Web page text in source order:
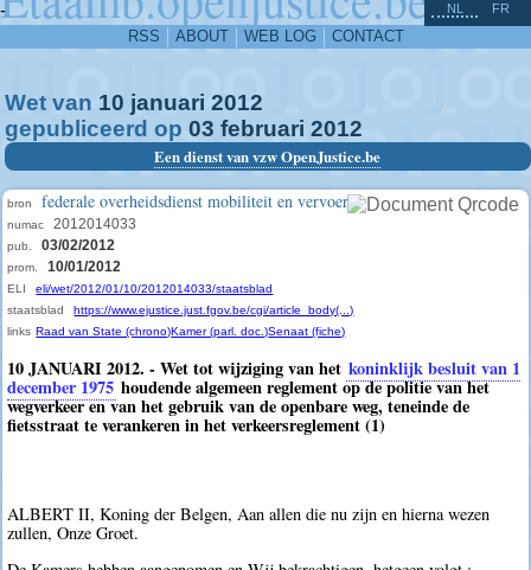
-
RSS ABOUT WEB LOG CONTACT
NL FR
Wet van 10 januari 2012
gepubliceerd op 03 februari 2012
Een dienst van vzw OpenJustice.be
bron federale overheidsdienst mobiliteit en vervoer
numac 2012014033
pub. 03/02/2012
prom. 10/01/2012
ELI
eli/wet/2012/01/10/2012014033/staatsblad
staatsblad
https://www.ejustice.just.fgov.be/cgi/article_body(...)
links Raad van State (chrono)Kamer (parl. doc.)Senaat (fiche)
10 JANUARI 2012. - Wet tot wijziging van het koninklijk besluit van 1
december 1975 houdende algemeen reglement op de politie van het
wegverkeer en van het gebruik van de openbare weg, teneinde de
fietsstraat te verankeren in het verkeersreglement (1)
ALBERT II, Koning der Belgen, Aan allen die nu zijn en hierna wezen
zullen, Onze Groet.
^